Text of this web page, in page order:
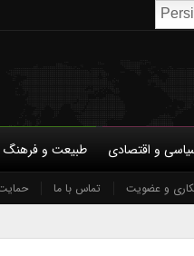
و عضویت تماس با ما
و اقتصادی طبیعت و فرهنگ